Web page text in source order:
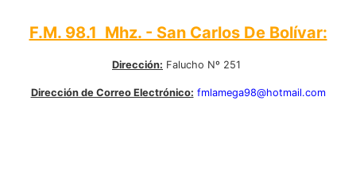
F.M. 98.1 Mhz. - San Carlos De Bolívar:
Dirección: Falucho Nº 251
Dirección de Correo Electrónico: fmlamega98@hotmail.com